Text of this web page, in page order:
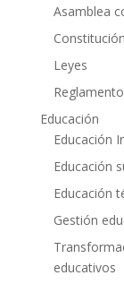
Asamblea
Constitución
Leyes
Educación
Educación
Educación
Educación
Gestión
educativos